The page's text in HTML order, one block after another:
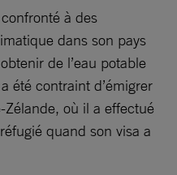
à des
dans son pays
de l’eau potable
été contraint d’émigrer
où il a effectué
quand son visa a